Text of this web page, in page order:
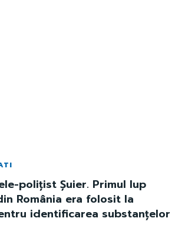
polițist Șuier. Primul lup
România era folosit la
identificarea substanțelor